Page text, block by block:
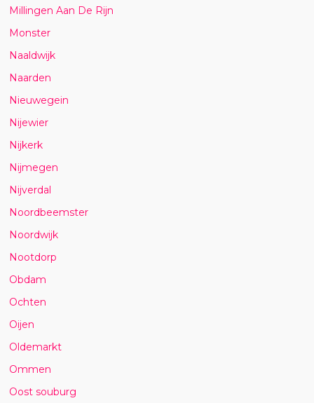
Millingen Aan De Rijn
Monster
Naaldwijk
Naarden
Nieuwegein
Nijewier
Nijkerk
Nijmegen
Nijverdal
Noordbeemster
Noordwijk
Nootdorp
Obdam
Ochten
Oijen
Oldemarkt
Ommen
Oost souburg